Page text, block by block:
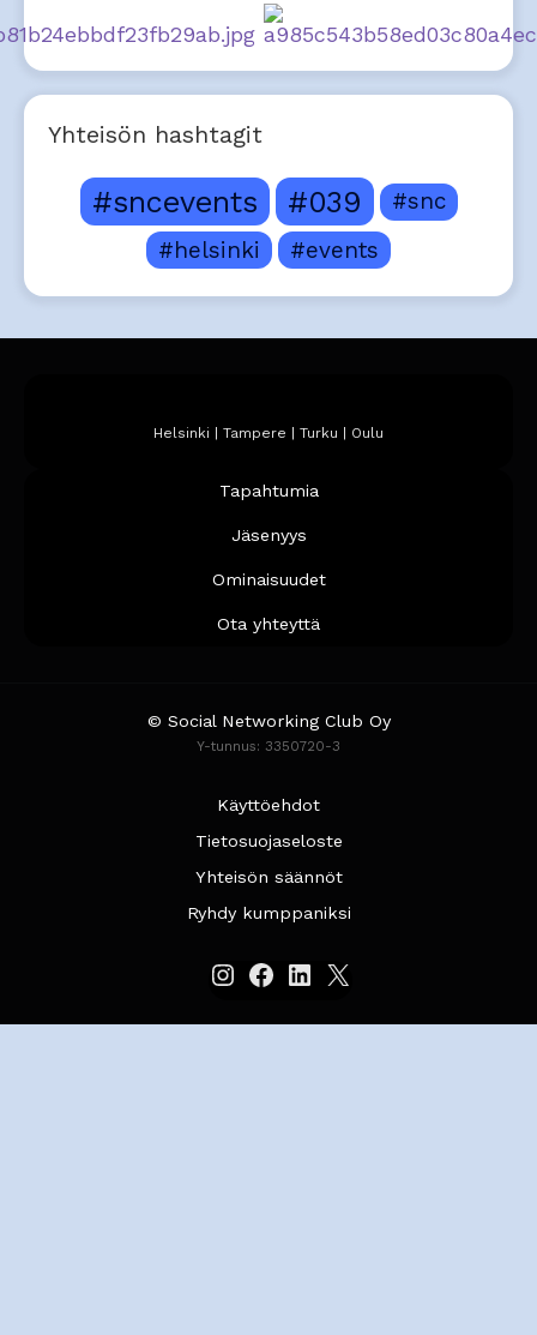
Yhteisön hashtagit
#sncevents #039
#snc
#helsinki
#events
Helsinki | Tampere | Turku | Oulu
Tapahtumia
Jäsenyys
Ominaisuudet
Ota yhteyttä
© Social Networking Club Oy
Y-tunnus: 3350720-3
Käyttöehdot
Tietosuojaseloste
Yhteisön säännöt
Ryhdy kumppaniksi